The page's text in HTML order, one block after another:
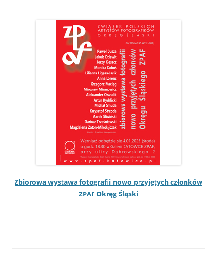
Zbiorowa wys­tawa fotografii nowo przyję­tych członków
ZPAF Okręg Śląski